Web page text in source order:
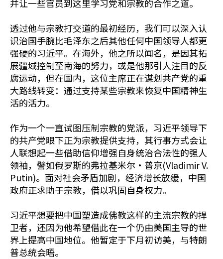
并让一些官员到这里学习党和宗教的合作之道。
透过他与宗教打交道的最初经历，我们可以深入认
识治国手腕比毛泽东之后其他任何中国领导人都更
强硬的习近平。在海外，他之所以闻名，是因其拓
展疆域控制至南海的努力，或是他那引人注目的反
腐运动，但在国内，这位主席正在谋划共产党的重
大路线转变：通过支持某些宗教来恢复中国精神生
活的活力。
作为一个一直试图压制宗教的党派，习近平领导下
的共产党眼下正为宗教提供支持，其行事方式会让
人联想起一些借助信仰增强自身统治合法性的强人
领袖，譬如俄罗斯的弗拉基米尔·普京(Vladimir V.
Putin)。面对社会矛盾加剧，经济增长放缓，中国
政府正求助于宗教，借以巩固自身权力。
习近平想要把中国塑造成佛教这样的主流宗教的捍
卫者，还因为他希望借此在一个仍由美国主导的世
界上提高中国地位。他暂定于下月初访美，与特朗
普总统会晤。